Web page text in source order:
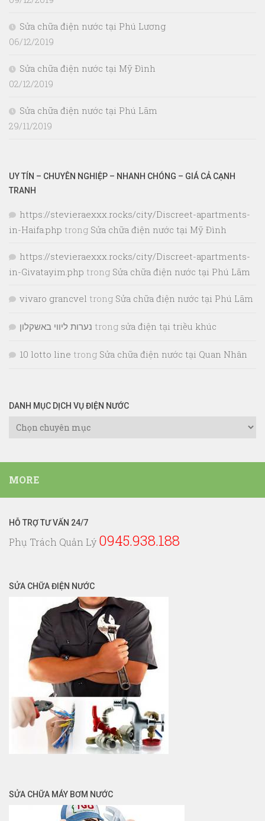
Sửa chữa điện nước tại Phú Lương
06/12/2019
Sửa chữa điện nước tại Mỹ Đình
02/12/2019
Sửa chữa điện nước tại Phú Lãm
29/11/2019
UY TÍN – CHUYÊN NGHIỆP – NHANH CHÓNG – GIÁ CẢ CẠNH
TRANH
https://stevieraexxx.rocks/city/Discreet-apartments-
in-Haifa.php trong Sửa chữa điện nước tại Mỹ Đình
https://stevieraexxx.rocks/city/Discreet-apartments-
in-Givatayim.php trong Sửa chữa điện nước tại Phú Lãm
vivaro grancvel trong Sửa chữa điện nước tại Phú Lãm
נערות ליווי באשקלון trong sửa điện tại triều khúc
10 lotto line trong Sửa chữa điện nước tại Quan Nhân
DANH MỤC DỊCH VỤ ĐIỆN NƯỚC
Danh
Vụ
Điện
MORE
HỖ TRỢ TƯ VẤN 24/7
Phụ Trách Quản Lý 0945.938.188
SỬA CHỮA ĐIỆN NƯỚC
SỬA CHỮA MÁY BƠM NƯỚC